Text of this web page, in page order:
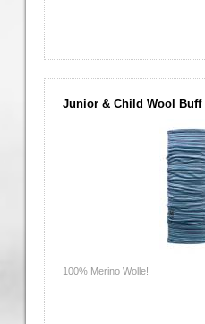
Junior & Child Wool Buff
100% Merino Wolle!